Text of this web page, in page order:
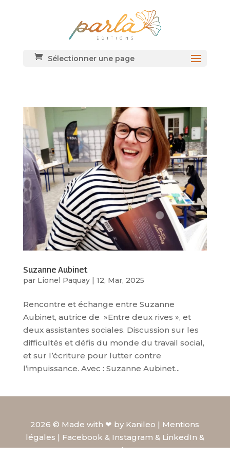
Sélectionner une page
Suzanne Aubinet
par Lionel Paquay| 12, Mar, 2025
Rencontre et échange entre Suzanne
Aubinet, autrice de »Entre deux rives », et
deux assistantes sociales. Discussion sur les
difficultés et défis du monde du travail social,
et sur l’écriture pour lutter contre
l’impuissance. Avec : Suzanne Aubinet...
2026 © Made with ❤︎ by Kanileo | Mentions
légales | Facebook & Instagram & LinkedIn &
Youtube